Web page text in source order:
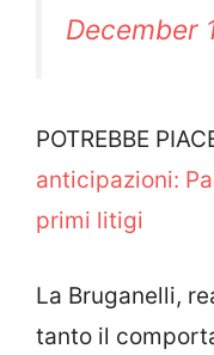
December
POTREBBE
anticipazioni:
primi litigi
La Bruganelli,
tanto il